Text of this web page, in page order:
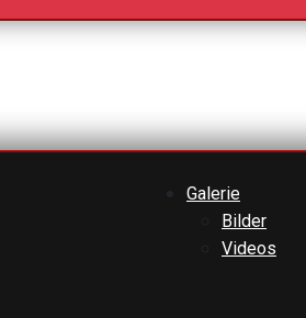
Galerie
Bilder
Videos